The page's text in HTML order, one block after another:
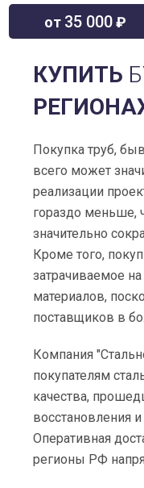
от 35 000₽
КУПИТЬ
Покупка труб,
всего может
реализации
гораздо меньше,
значительно
Кроме того,
затрачиваемое
материалов,
поставщиков в
Компания
покупателям
качества,
восстановления
Оперативная
регионы РФ